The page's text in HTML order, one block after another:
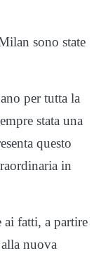
sono state
per tutta la
stata una
questo
in
ai fatti, a partire
nuova